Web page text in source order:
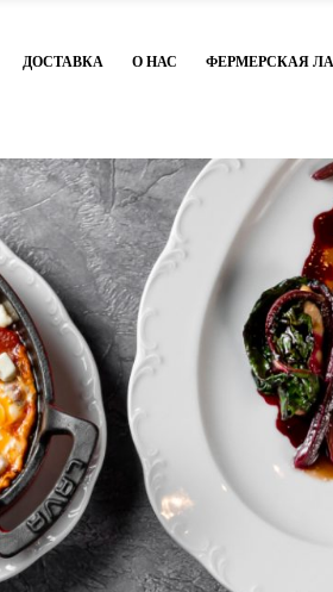
ДОСТАВКА О НАС ФЕРМЕРСКАЯ